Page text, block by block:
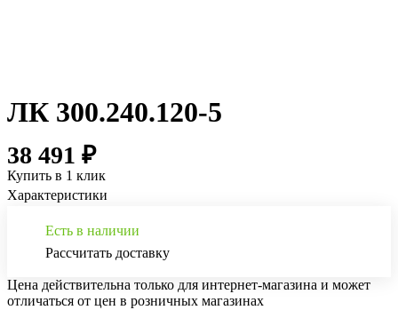
ЛК 300.240.120-5
38 491 ₽
Купить в 1 клик
Характеристики
Есть в наличии
Рассчитать доставку
Цена действительна только для интернет-магазина и может
отличаться от цен в розничных магазинах